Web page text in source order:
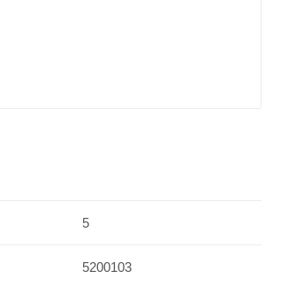
5
5200103